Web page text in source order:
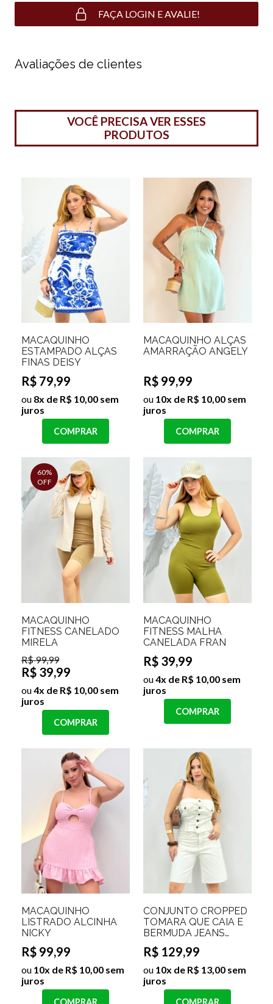
FAÇA LOGIN E AVALIE!
Avaliações de clientes
VOCÊ PRECISA VER ESSES
PRODUTOS
MACAQUINHO
ESTAMPADO ALÇAS
FINAS DEISY
R$ 79,99
ou 8x de R$ 10,00 sem
juros
COMPRAR
MACAQUINHO ALÇAS
AMARRAÇÃO ANGELY
R$ 99,99
ou 10x de R$ 10,00 sem
juros
COMPRAR
60%
OFF
MACAQUINHO
FITNESS CANELADO
MIRELA
R$ 99,99
R$ 39,99
ou4x de R$ 10,00 sem
juros
COMPRAR
MACAQUINHO
FITNESS MALHA
CANELADA FRAN
R$ 39,99
ou4x de R$ 10,00 sem
juros
COMPRAR
MACAQUINHO
LISTRADO ALCINHA
NICKY
R$ 99,99
ou 10x de R$ 10,00 sem
juros
COMPRAR
CONJUNTO CROPPED
TOMARA QUE CAIA E
BERMUDA JEANS
PAOLA
R$ 129,99
ou 10x de R$ 13,00 sem
juros
COMPRAR